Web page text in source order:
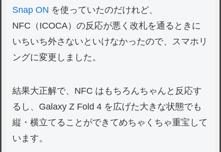
Snap ON を使っていたのだけれど、
NFC（ICOCA）の反応が悪く改札を通るときに
いちいち外さないといけなかったので、スマホリ
ングに変更しました。
結果大正解で、NFC はもちろんちゃんと反応す
るし、Galaxy Z Fold 4 を広げた大きな状態でも
縦・横立てることができてめちゃくちゃ重宝して
います。